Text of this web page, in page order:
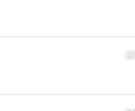
21